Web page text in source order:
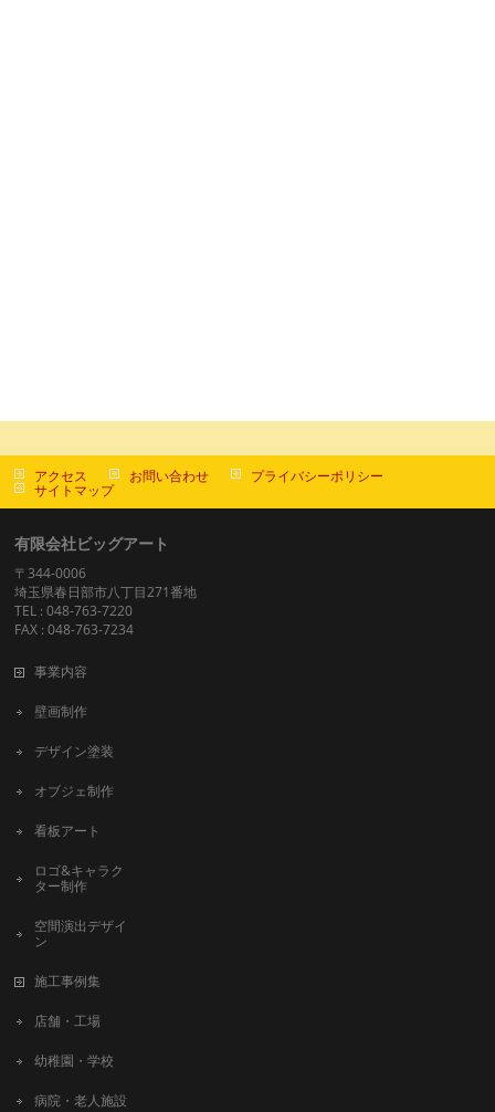
アクセス お問い合わせ プライバシーポリシー
サイトマップ
有限会社ビッグアート
〒344-0006
埼玉県春日部市八丁目271番地
TEL : 048-763-7220
FAX : 048-763-7234
事業内容
壁画制作
デザイン塗装
オブジェ制作
看板アート
ロゴ&キャラク
ター制作
空間演出デザイ
ン
施工事例集
店舗・工場
幼稚園・学校
病院・老人施設